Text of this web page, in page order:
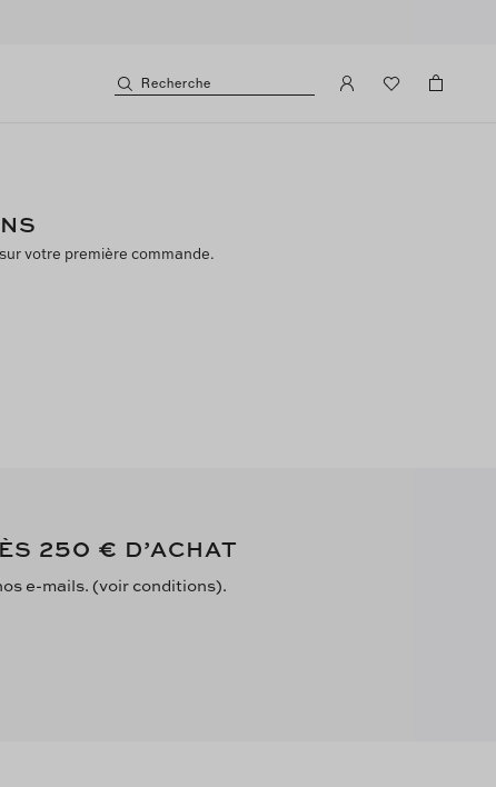
Recherche
votre première commande.
250 € D’ACHAT
e-mails. (voir conditions).